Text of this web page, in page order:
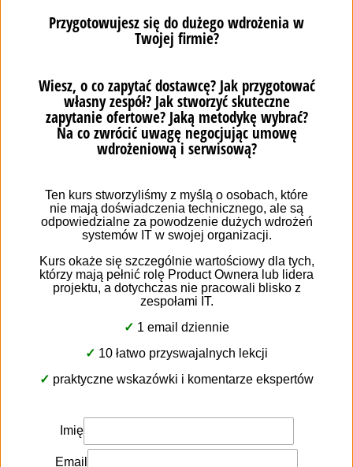
програмного забезпечення для бізнесу.
Використовуй таку систему, щоб активізувати свою
діяльність у ці важкі часи Коли економіка
покращиться, ти візьмеш на себе проект, щоб
налаштувати інструмент відповідно до твоїх
індивідуальних потреб. Вам буде простіше, що
замість того, щоб бути розпорошеними, ти
Також про стосунки, які склалися в епоху
коронавірусу. Не обов’язково робити все й одразу!
Правильно контролюючи пріоритети та бюджет,
адаптуючись до змін, завдяки гнучкій методології –
ти можеш використовувати неповну, але ефективну
версію та отримувати реальні прибутки з перших же